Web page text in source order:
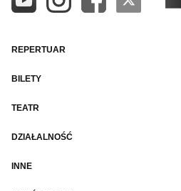
REPERTUAR
BILETY
TEATR
DZIAŁALNOŚĆ
INNE